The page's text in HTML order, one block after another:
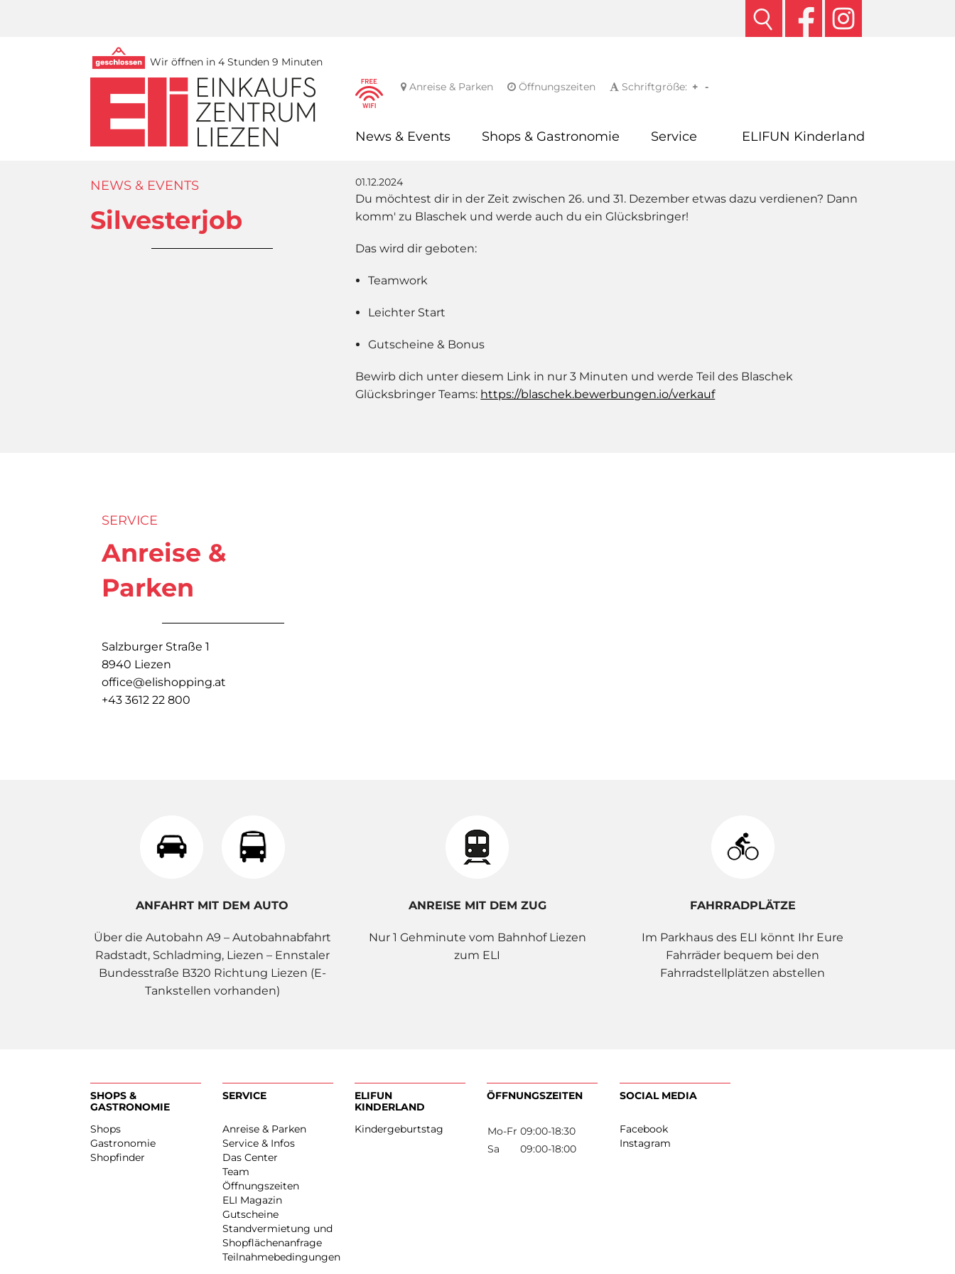
Wir öffnen in 4 Stunden 9 Minuten
Anreise & Parken
Öffnungszeiten Schriftgröße: -
+
News & Events Shops & Gastronomie Service ELIFUN Kinderland
NEWS & EVENTS
Silvesterjob
01.12.2024
Du möchtest dir in der Zeit zwischen 26. und 31. Dezember etwas dazu verdienen? Dann
komm' zu Blaschek und werde auch du ein Glücksbringer!
Das wird dir geboten:
Teamwork
Leichter Start
Gutscheine & Bonus
Bewirb dich unter diesem Link in nur 3 Minuten und werde Teil des Blaschek
Glücksbringer Teams: https://blaschek.bewerbungen.io/verkauf
SERVICE
Anreise &
Parken
Salzburger Straße 1
8940 Liezen
office@elishopping.at
+43 3612 22 800
ANFAHRT MIT DEM AUTO
Über die Autobahn A9 – Autobahnabfahrt
Radstadt, Schladming, Liezen – Ennstaler
Bundesstraße B320 Richtung Liezen (E-
Tankstellen vorhanden)
ANREISE MIT DEM ZUG
Nur 1 Gehminute vom Bahnhof Liezen
zum ELI
FAHRRADPLÄTZE
Im Parkhaus des ELI könnt Ihr Eure
Fahrräder bequem bei den
Fahrradstellplätzen abstellen
SERVICE
Anreise & Parken